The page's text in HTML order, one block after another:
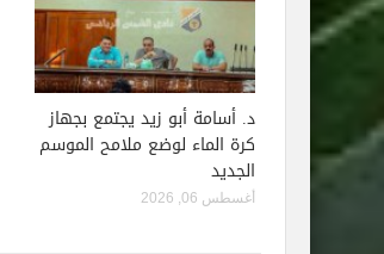
د. أسامة أبو زيد يجتمع بجهاز
كرة الماء لوضع ملامح الموسم
الجديد
أغسطس 06, 2026